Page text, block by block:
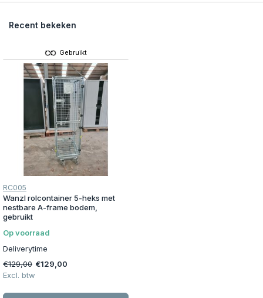
Recent bekeken
Gebruikt
RC005
Wanzl rolcontainer 5-heks met
nestbare A-frame bodem,
gebruikt
Op voorraad
Deliverytime
€129,00 €129,00
Excl. btw